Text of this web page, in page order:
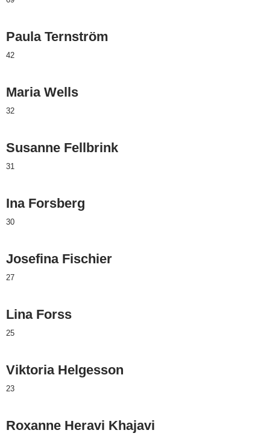
Paula Ternström
42
Maria Wells
32
Susanne Fellbrink
31
Ina Forsberg
30
Josefina Fischier
27
Lina Forss
25
Viktoria Helgesson
23
Roxanne Heravi Khajavi